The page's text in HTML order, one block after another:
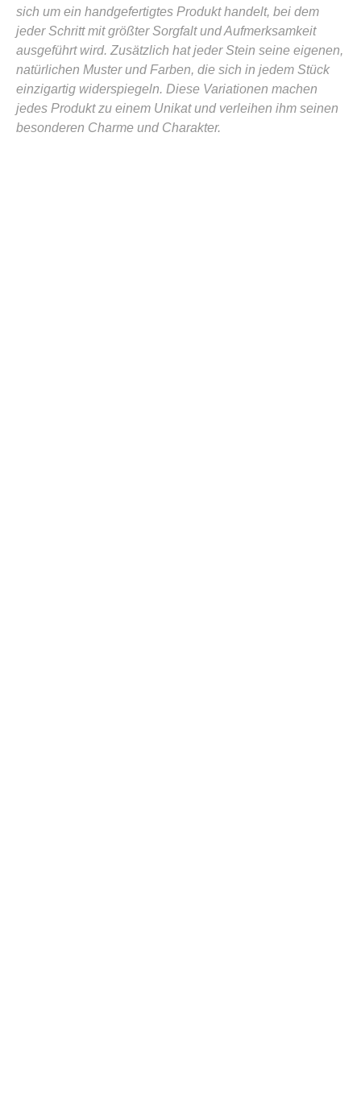
sich um ein handgefertigtes Produkt handelt, bei dem
jeder Schritt mit größter Sorgfalt und Aufmerksamkeit
ausgeführt wird. Zusätzlich hat jeder Stein seine eigenen,
natürlichen Muster und Farben, die sich in jedem Stück
einzigartig widerspiegeln. Diese Variationen machen
jedes Produkt zu einem Unikat und verleihen ihm seinen
besonderen Charme und Charakter.